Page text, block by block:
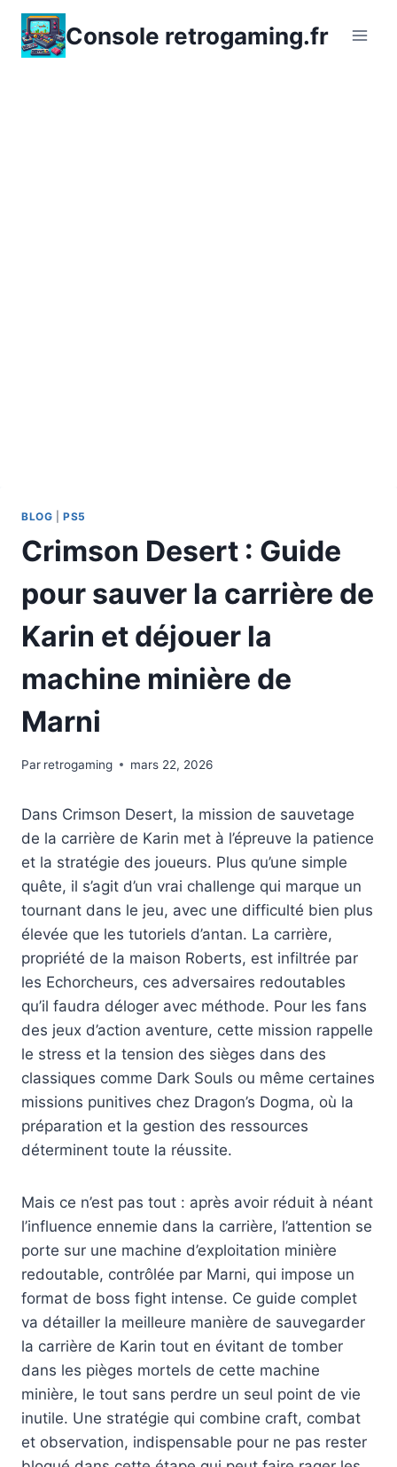
Aller
contenu
Console retrogaming.fr
BLOG |PS5
Crimson Desert : Guide
pour sauver la carrière de
Karin et déjouer la
machine minière de
Marni
Par retrogaming mars 22, 2026
Dans Crimson Desert, la mission de sauvetage
de la carrière de Karin met à l’épreuve la patience
et la stratégie des joueurs. Plus qu’une simple
quête, il s’agit d’un vrai challenge qui marque un
tournant dans le jeu, avec une difficulté bien plus
élevée que les tutoriels d’antan. La carrière,
propriété de la maison Roberts, est infiltrée par
les Echorcheurs, ces adversaires redoutables
qu’il faudra déloger avec méthode. Pour les fans
des jeux d’action aventure, cette mission rappelle
le stress et la tension des sièges dans des
classiques comme Dark Souls ou même certaines
missions punitives chez Dragon’s Dogma, où la
préparation et la gestion des ressources
déterminent toute la réussite.
Mais ce n’est pas tout : après avoir réduit à néant
l’influence ennemie dans la carrière, l’attention se
porte sur une machine d’exploitation minière
redoutable, contrôlée par Marni, qui impose un
format de boss fight intense. Ce guide complet
va détailler la meilleure manière de sauvegarder
la carrière de Karin tout en évitant de tomber
dans les pièges mortels de cette machine
minière, le tout sans perdre un seul point de vie
inutile. Une stratégie qui combine craft, combat
et observation, indispensable pour ne pas rester